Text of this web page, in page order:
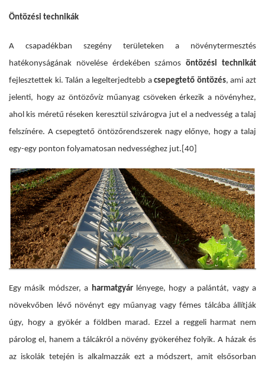
Öntözési technikák
A csapadékban szegény területeken a növénytermesztés
hatékonyságának növelése érdekében számosöntözési technikát
fejlesztettek ki. Talán a legelterjedtebb acsepegtető öntözés, ami azt
jelenti, hogy az öntözővíz műanyag csöveken érkezik a növényhez,
ahol kis méretű réseken keresztül szivárogva jut el a nedvesség a talaj
felszínére. A csepegtető öntözőrendszerek nagy előnye, hogy a talaj
egy-egy ponton folyamatosan nedvességhez jut. [40]
Egy másik módszer, a harmatgyár lényege, hogy a palántát, vagy a
növekvőben lévő növényt egy műanyag vagy fémes tálcába állítják
úgy, hogy a gyökér a földben marad. Ezzel a reggeli harmat nem
párolog el, hanem a tálcákról a növény gyökeréhez folyik. A házak és
az iskolák tetején is alkalmazzák ezt a módszert, amit elsősorban